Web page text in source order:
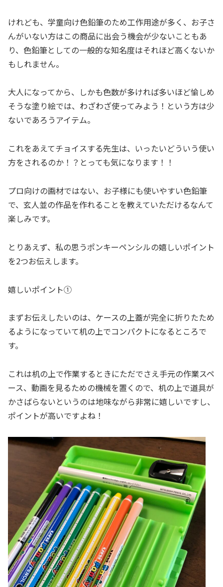
けれども、学童向け色鉛筆のため工作用途が多く、お子さ
んがいない方はこの商品に出会う機会が少ないこともあ
り、色鉛筆としての一般的な知名度はそれほど高くないか
もしれません。
大人になってから、しかも色数が多ければ多いほど愉しめ
そうな塗り絵では、わざわざ使ってみよう！という方は少
ないであろうアイテム。
これをあえてチョイスする先生は、いったいどういう使い
方をされるのか！？とっても気になります！！
プロ向けの画材ではない、お子様にも使いやすい色鉛筆
で、玄人並の作品を作れることを教えていただけるなんて
楽しみです。
とりあえず、私の思うポンキーペンシルの嬉しいポイント
を2つお伝えします。
嬉しいポイント①
まずお伝えしたいのは、ケースの上蓋が完全に折りたため
るようになっていて机の上でコンパクトになるところで
す。
これは机の上で作業するときにただでさえ手元の作業スペ
ース、動画を見るための機械を置くので、机の上で道具が
かさばらないというのは地味ながら非常に嬉しいですし、
ポイントが高いですよね！